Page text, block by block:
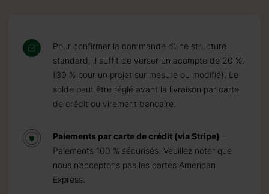
Pour confirmer la commande d’une structure
standard, il suffit de verser un acompte de 20 %.
(30 % pour un projet sur mesure ou modifié). Le
solde peut être réglé avant la livraison par carte
de crédit ou virement bancaire.
Paiements par carte de crédit (via Stripe) –
Paiements 100 % sécurisés. Veuillez noter que
nous n’acceptons pas les cartes American
Express.